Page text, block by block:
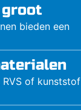
bieden een
of kunststof